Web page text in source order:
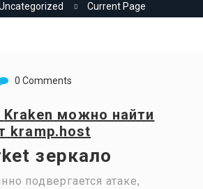
Current Page
0 Comments
Kraken можно найти
kramp.host
зеркало
подвергается атаке,